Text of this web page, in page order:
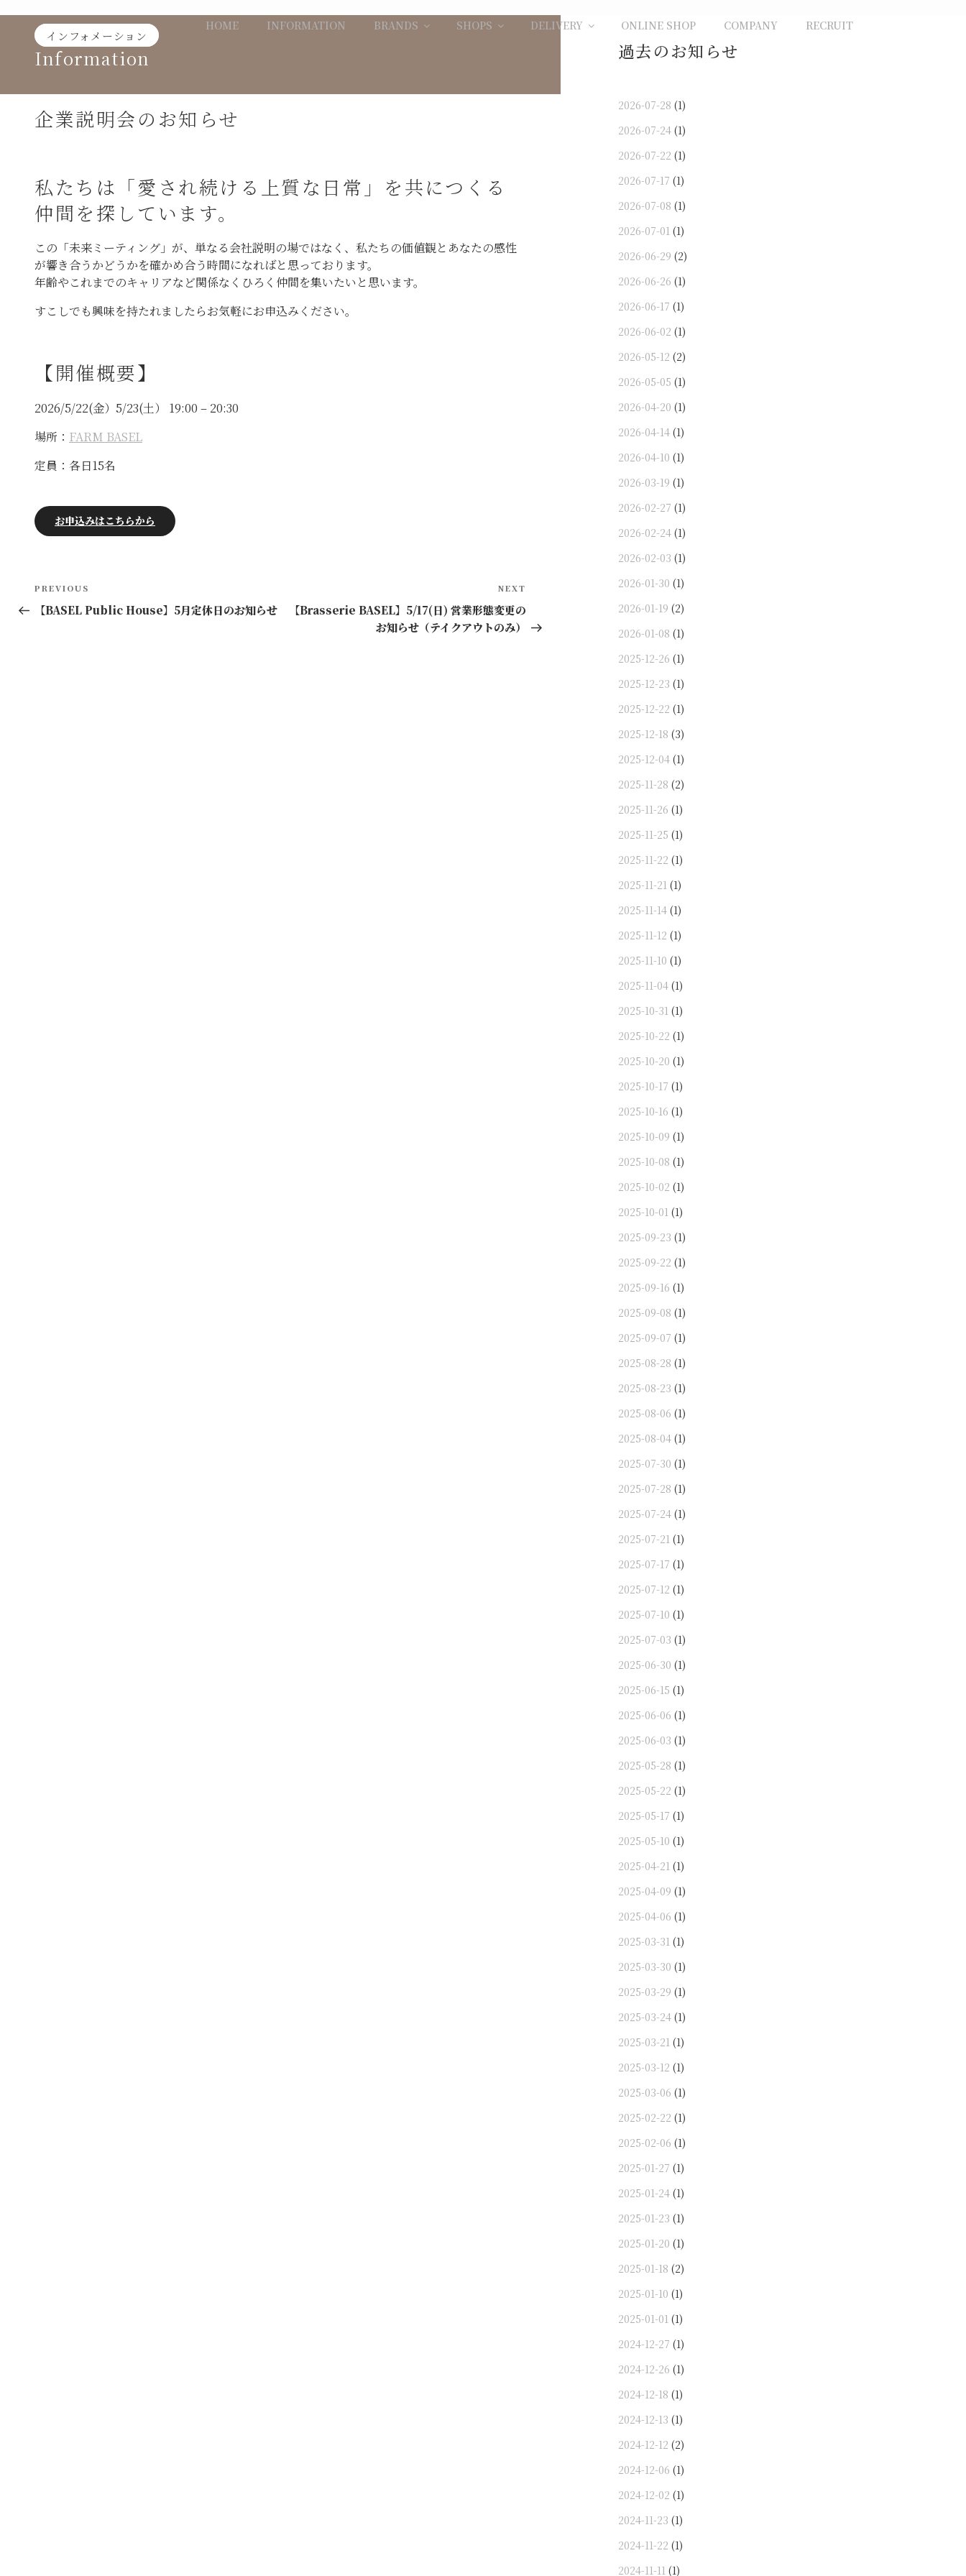
content
HOME INFORMATION BRANDS SHOPS DELIVERY ONLINE SHOP COMPANY RECRUIT
インフォメーション
Information
企業説明会のお知らせ
私たちは「愛され続ける上質な日常」を共につくる
仲間を探しています。
この「未来ミーティング」が、単なる会社説明の場ではなく、私たちの価値観とあなたの感性
が響き合うかどうかを確かめ合う時間になればと思っております。
年齢やこれまでのキャリアなど関係なくひろく仲間を集いたいと思います。
すこしでも興味を持たれましたらお気軽にお申込みください。
【開催概要】
2026/5/22(金）5/23(土） 19:00 – 20:30
場所： FARM BASEL
定員：各日15名
お申込みはこちらから
投
稿
Previous
Post
PREVIOUS
【BASEL Public House】5月定休日のお知らせ
Post
NEXT
【Brasserie BASEL】5/17(日) 営業形態変更の
お知らせ（テイクアウトのみ）
過去のお知らせ
2026-07-28 (1)
2026-07-24 (1)
2026-07-22 (1)
2026-07-17 (1)
2026-07-08 (1)
2026-07-01 (1)
2026-06-29 (2)
2026-06-26 (1)
2026-06-17 (1)
2026-06-02 (1)
2026-05-12 (2)
2026-05-05 (1)
2026-04-20 (1)
2026-04-14 (1)
2026-04-10 (1)
2026-03-19 (1)
2026-02-27 (1)
2026-02-24 (1)
2026-02-03 (1)
2026-01-30 (1)
2026-01-19 (2)
2026-01-08 (1)
2025-12-26 (1)
2025-12-23 (1)
2025-12-22 (1)
2025-12-18 (3)
2025-12-04 (1)
2025-11-28 (2)
2025-11-26 (1)
2025-11-25 (1)
2025-11-22 (1)
2025-11-21 (1)
2025-11-14 (1)
2025-11-12 (1)
2025-11-10 (1)
2025-11-04 (1)
2025-10-31 (1)
2025-10-22 (1)
2025-10-20 (1)
2025-10-17 (1)
2025-10-16 (1)
2025-10-09 (1)
2025-10-08 (1)
2025-10-02 (1)
2025-10-01 (1)
2025-09-23 (1)
2025-09-22 (1)
2025-09-16 (1)
2025-09-08 (1)
2025-09-07 (1)
2025-08-28 (1)
2025-08-23 (1)
2025-08-06 (1)
2025-08-04 (1)
2025-07-30 (1)
2025-07-28 (1)
2025-07-24 (1)
2025-07-21 (1)
2025-07-17 (1)
2025-07-12 (1)
2025-07-10 (1)
2025-07-03 (1)
2025-06-30 (1)
2025-06-15 (1)
2025-06-06 (1)
2025-06-03 (1)
2025-05-28 (1)
2025-05-22 (1)
2025-05-17 (1)
2025-05-10 (1)
2025-04-21 (1)
2025-04-09 (1)
2025-04-06 (1)
2025-03-31 (1)
2025-03-30 (1)
2025-03-29 (1)
2025-03-24 (1)
2025-03-21 (1)
2025-03-12 (1)
2025-03-06 (1)
2025-02-22 (1)
2025-02-06 (1)
2025-01-27 (1)
2025-01-24 (1)
2025-01-23 (1)
2025-01-20 (1)
2025-01-18 (2)
2025-01-10 (1)
2025-01-01 (1)
2024-12-27 (1)
2024-12-26 (1)
2024-12-18 (1)
2024-12-13 (1)
2024-12-12 (2)
2024-12-06 (1)
2024-12-02 (1)
2024-11-23 (1)
2024-11-22 (1)
2024-11-11 (1)